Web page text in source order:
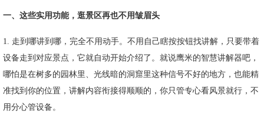
一、这些实用功能，逛景区再也不用皱眉头
1. 走到哪讲到哪，完全不用动手。不用自己瞎按按钮找讲解，只要带着
设备走到对应景点，它就自动开始介绍了。就说鹰米的智慧讲解器吧，
哪怕是在树多的园林里、光线暗的洞窟里这种信号不好的地方，也能精
准找到你的位置，讲解内容衔接得顺顺的，你只管专心看风景就行，不
用分心管设备。